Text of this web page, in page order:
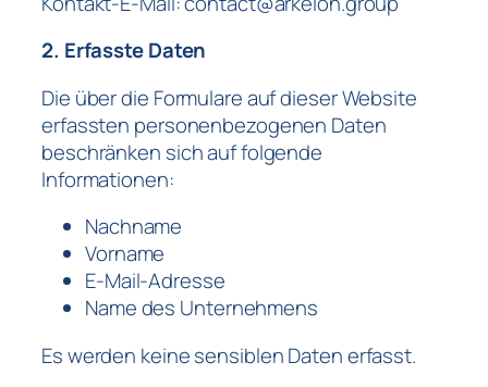
2. Erfasste Daten
Die über die Formulare auf dieser Website
erfassten personenbezogenen Daten
beschränken sich auf folgende
Informationen:
Nachname
Vorname
E-Mail-Adresse
Name des Unternehmens
Es werden keine sensiblen Daten erfasst.